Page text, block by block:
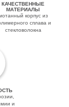
КАЧЕСТВЕННЫЕ
МАТЕРИАЛЫ
корпус из
сплава и
стекловолокна
и